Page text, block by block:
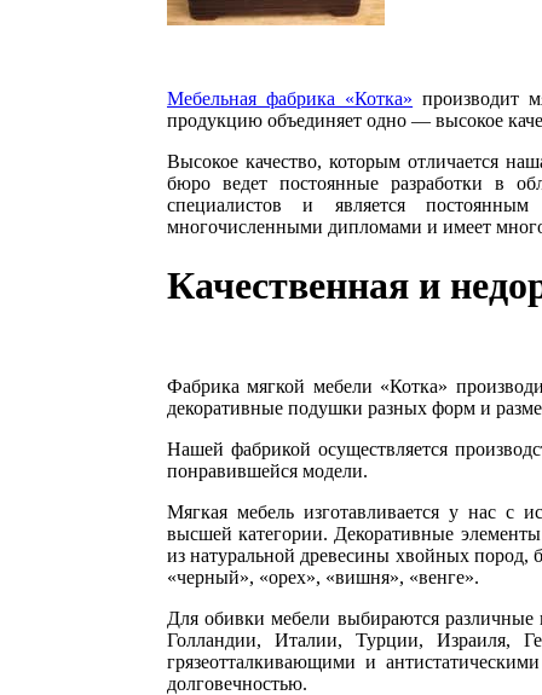
Мебельная фабрика «Котка» производит
продукцию объединяет одно — высокое
Высокое качество, которым отличается
бюро ведет постоянные разработки в
специалистов и является
многочисленными дипломами и имеет
Качественная и
Фабрика мягкой мебели «Котка»
декоративные подушки разных форм и
Нашей фабрикой осуществляется
понравившейся модели.
Мягкая мебель изготавливается у нас с
высшей категории. Декоративные
из натуральной древесины хвойных пород,
«черный», «орех», «вишня», «венге».
Для обивки мебели выбираются различные
Голландии, Италии, Турции, Израиля,
грязеотталкивающими и
долговечностью.